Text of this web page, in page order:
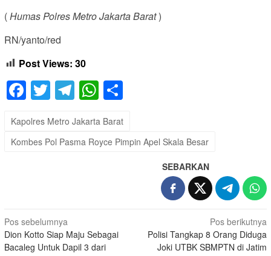
(Humas Polres Metro Jakarta Barat)
RN/yanto/red
Post Views: 30
Facebook
TwitterTelegram
WhatsApp
Kapolres Metro Jakarta Barat
Kombes Pol Pasma Royce Pimpin Apel Skala Besar
SEBARKAN
Navigasi
pos
Pos sebelumnya
Dion Kotto Siap Maju Sebagai
Bacaleg Untuk Dapil 3 dari
Pos berikutnya
Polisi Tangkap 8 Orang Diduga
Joki UTBK SBMPTN di Jatim